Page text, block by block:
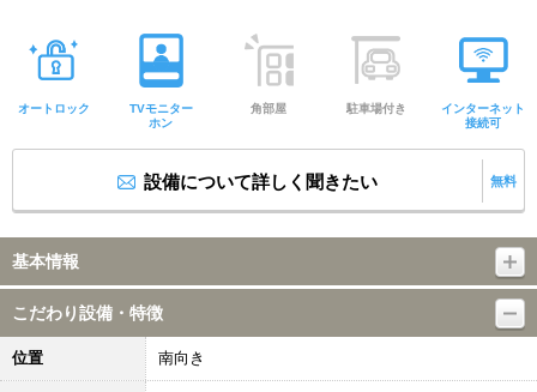
オートロック
TVモニター
ホン
角部屋 駐車場付き
インターネット
接続可
設備について詳しく聞きたい 無料
基本情報
こだわり設備・特徴
位置 南向き